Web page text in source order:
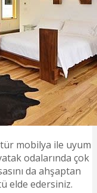
mobilya ile uyum
odalarında çok
da ahşaptan
elde edersiniz.